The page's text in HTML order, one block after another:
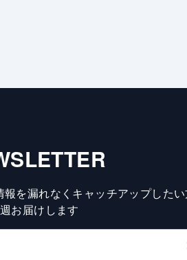
を漏れなくキャッチアップした
お届けします